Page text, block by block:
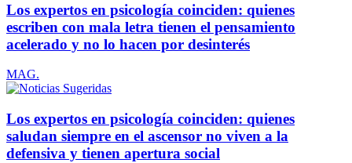
Los expertos en psicología coinciden: quienes
escriben con mala letra tienen el pensamiento
acelerado y no lo hacen por desinterés
MAG.
Los expertos en psicología coinciden: quienes
saludan siempre en el ascensor no viven a la
defensiva y tienen apertura social